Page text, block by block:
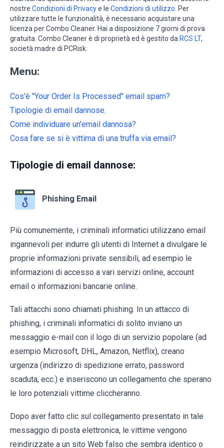
nostre Condizioni di Privacye le Condizioni di utilizzo. Per
utilizzare tutte le funzionalità, è necessario acquistare una
licenza per Combo Cleaner. Hai a disposizione 7 giorni di prova
gratuita. Combo Cleaner è di proprietà ed è gestito da RCS LT,
società madre di PCRisk.
Menu:
Cos'è "Your Order Is Processed" email spam?
Tipologie di email dannose.
Come individuare un'email dannosa?
Cosa fare se si è vittima di una truffa via email?
Tipologie di email dannose:
Phishing Email
Più comunemente, i criminali informatici utilizzano email
ingannevoli per indurre gli utenti di Internet a divulgare le
proprie informazioni private sensibili, ad esempio le
informazioni di accesso a vari servizi online, account
email o informazioni bancarie online.
Tali attacchi sono chiamati phishing. In un attacco di
phishing, i criminali informatici di solito inviano un
messaggio e-mail con il logo di un servizio popolare (ad
esempio Microsoft, DHL, Amazon, Netflix), creano
urgenza (indirizzo di spedizione errato, password
scaduta, ecc.) e inseriscono un collegamento che sperano
le loro potenziali vittime cliccheranno.
Dopo aver fatto clic sul collegamento presentato in tale
messaggio di posta elettronica, le vittime vengono
reindirizzate a un sito Web falso che sembra identico o